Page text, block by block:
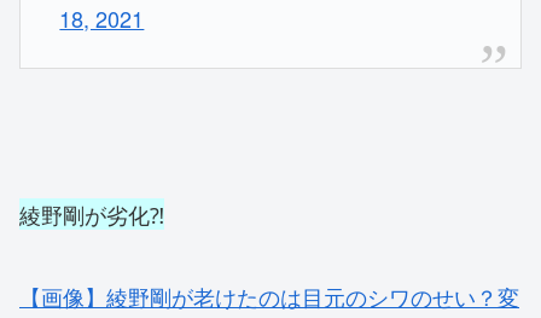
18, 2021
綾野剛が劣化⁈
【画像】綾野剛が老けたのは目元のシワのせい？変